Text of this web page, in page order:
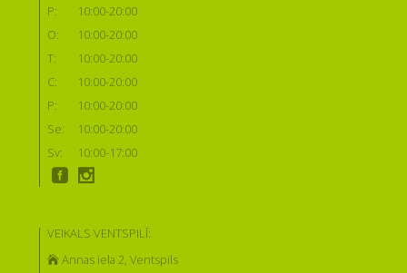
P:
10:00-20:00
O:
10:00-20:00
T:
10:00-20:00
C:
10:00-20:00
P:
10:00-20:00
Se:
10:00-20:00
Sv:
10:00-17:00
VEIKALS VENTSPILĪ:
Annas iela 2, Ventspils